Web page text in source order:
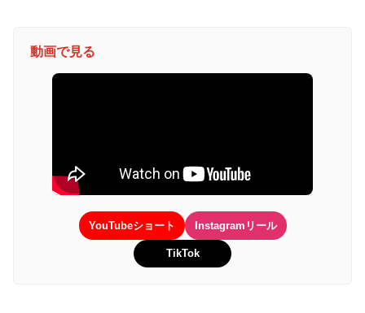
動画で見る
YouTubeショート Instagramリール
TikTok